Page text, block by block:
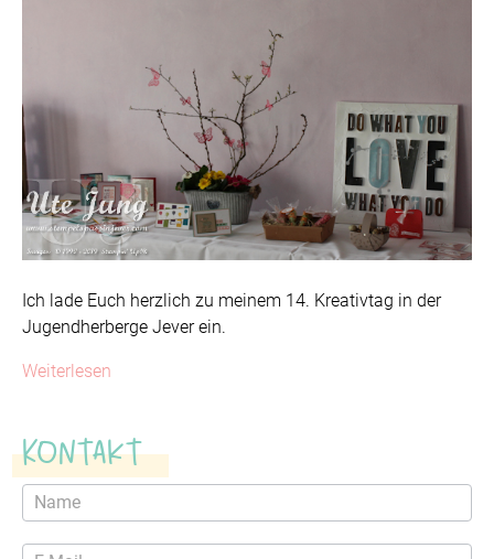
Ich lade Euch herzlich zu meinem 14. Kreativtag in der
Jugendherberge Jever ein.
Weiterlesen
Kontakt
Kontaktformular